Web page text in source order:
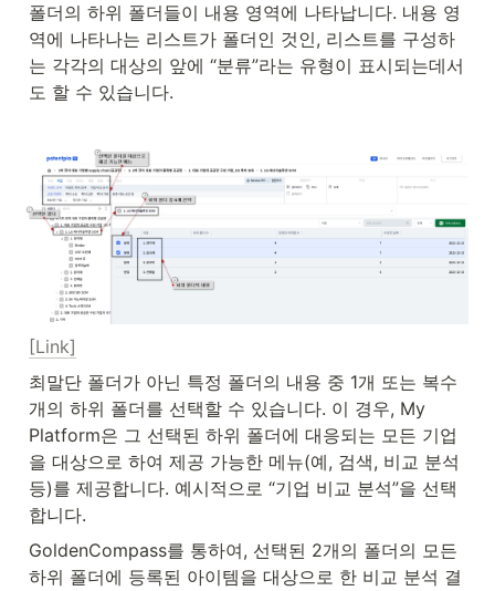
폴더의 하위 폴더들이 내용 영역에 나타납니다. 내용 영
역에 나타나는 리스트가 폴더인 것인, 리스트를 구성하
는 각각의 대상의 앞에 “분류”라는 유형이 표시되는데서
도 할 수 있습니다.
[Link]
최말단 폴더가 아닌 특정 폴더의 내용 중 1개 또는 복수
개의 하위 폴더를 선택할 수 있습니다. 이 경우, My
Platform은 그 선택된 하위 폴더에 대응되는 모든 기업
을 대상으로 하여 제공 가능한 메뉴(예, 검색, 비교 분석
등)를 제공합니다. 예시적으로 “기업 비교 분석”을 선택
합니다.
GoldenCompass를 통하여, 선택된 2개의 폴더의 모든
하위 폴더에 등록된 아이템을 대상으로 한 비교 분석 결